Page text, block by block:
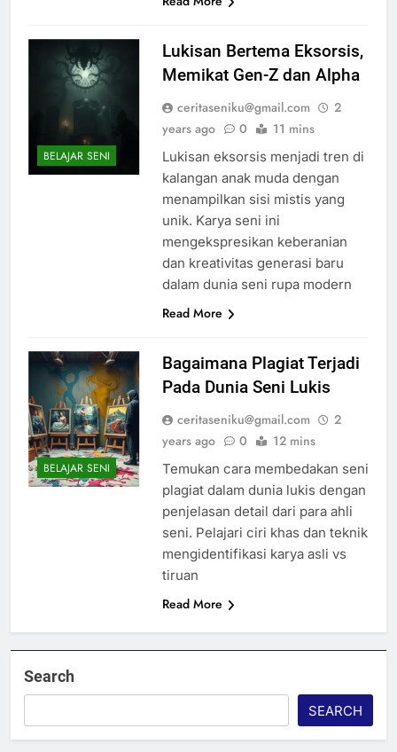
BELAJAR SENI
Lukisan Bertema Eksorsis,
Memikat Gen-Z dan Alpha
ceritaseniku@gmail.com
2
years ago
0 11 mins
Lukisan eksorsis menjadi tren di
kalangan anak muda dengan
menampilkan sisi mistis yang
unik. Karya seni ini
mengekspresikan keberanian
dan kreativitas generasi baru
dalam dunia seni rupa modern
Read More
BELAJAR SENI
Bagaimana Plagiat Terjadi
Pada Dunia Seni Lukis
ceritaseniku@gmail.com
2
years ago
0 12 mins
Temukan cara membedakan seni
plagiat dalam dunia lukis dengan
penjelasan detail dari para ahli
seni. Pelajari ciri khas dan teknik
mengidentifikasi karya asli vs
tiruan
Read More
Search
SEARCH